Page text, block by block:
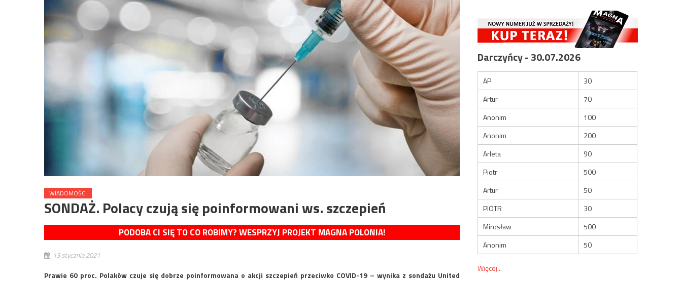
WIADOMOŚCI
SONDAŻ. Polacy czują się poinformowani ws. szczepień
PODOBA CI SIĘ TO CO ROBIMY? WESPRZYJ PROJEKT MAGNA POLONIA!
13 stycznia 2021
Prawie 60 proc. Polaków czuje się dobrze poinformowana o akcji szczepień przeciwko COVID-19 – wynika z sondażu United
Darczyńcy - 30.07.2026
AP
30
Artur
70
Anonim
100
Anonim
200
Arleta
90
Piotr
500
Artur
50
PIOTR
30
Mirosław
500
Anonim
50
Więcej...